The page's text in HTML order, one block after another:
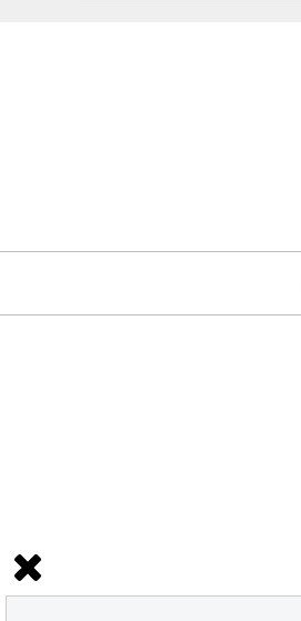
NEWS